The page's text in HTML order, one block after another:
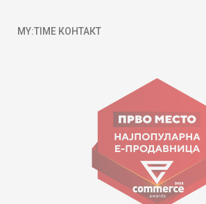
MY:TIME КОНТАКТ
ул. Гоце Николовски бр.74
contact@mytime.mk
Работно време:
09:00 до 17:00